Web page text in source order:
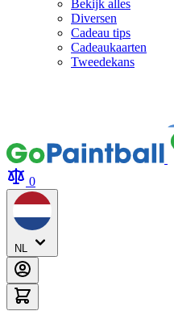
Sale
Bekijk alles
Diversen
Cadeau tips
Cadeaukaarten
NL